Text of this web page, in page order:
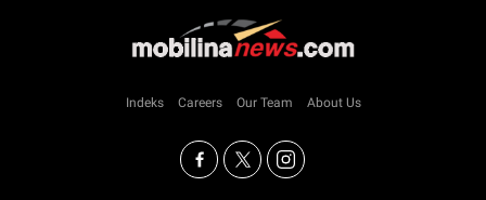
Indeks Careers Our Team About Us